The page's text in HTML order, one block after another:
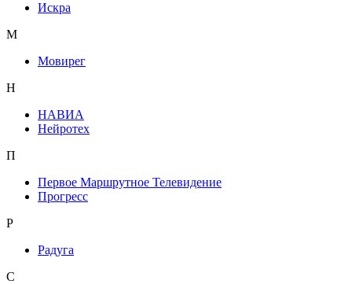
Искра
М
Мовирег
Н
НАВИА
Нейротех
П
Первое Маршрутное Телевидение
Прогресс
Р
Радуга
С